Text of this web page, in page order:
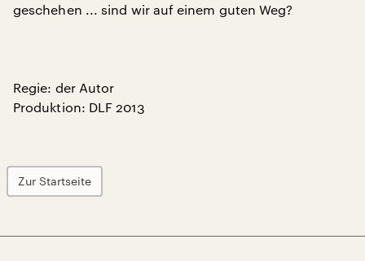
geschehen ... sind wir auf einem guten Weg?
Regie: der Autor
Produktion: DLF 2013
Zur Startseite